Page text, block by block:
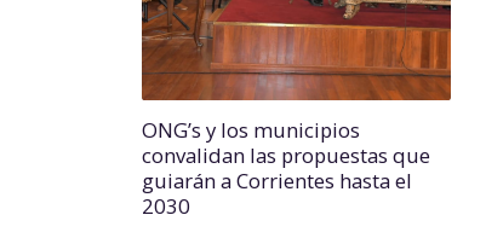
ONG’s y los municipios
convalidan las propuestas que
guiarán a Corrientes hasta el
2030